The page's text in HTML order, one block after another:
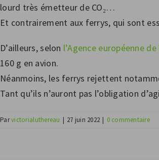
lourd très émetteur de CO₂…
Et contrairement aux ferrys, qui sont
D’ailleurs, selon l’Agence européenne
160 g en avion.
Néanmoins, les ferrys rejettent
Tant qu’ils n’auront pas l’obligation
Parvictorialuthereau | 27 juin 2022 | 0 commentaire